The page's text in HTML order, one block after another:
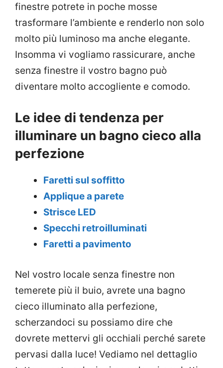
finestre potrete in poche mosse
trasformare l’ambiente e renderlo non solo
molto più luminoso ma anche elegante.
Insomma vi vogliamo rassicurare, anche
senza finestre il vostro bagno può
diventare molto accogliente e comodo.
Le idee di tendenza per
illuminare un bagno cieco alla
perfezione
Faretti sul soffitto
Applique a parete
Strisce LED
Specchi retroilluminati
Faretti a pavimento
Nel vostro locale senza finestre non
temerete più il buio, avrete una bagno
cieco illuminato alla perfezione,
scherzandoci su possiamo dire che
dovrete mettervi gli occhiali perché sarete
pervasi dalla luce! Vediamo nel dettaglio